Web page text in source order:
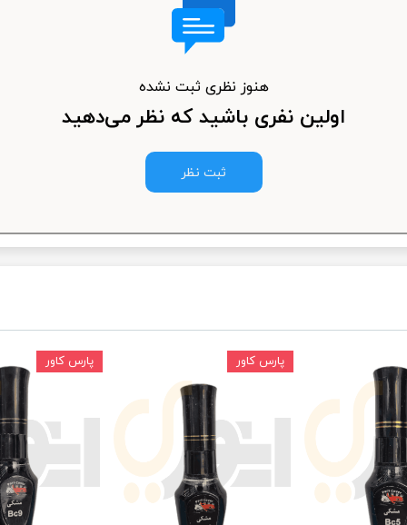
هنوز نظری ثبت نشده
اولین نفری باشید که نظر می‌دهید
ثبت نظر
پارس کاور پارس کاور